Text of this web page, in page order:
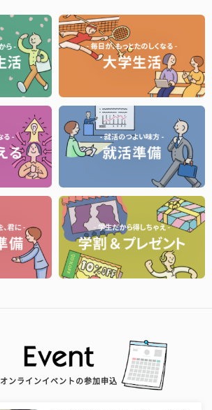
オンラインイベントの参加申込